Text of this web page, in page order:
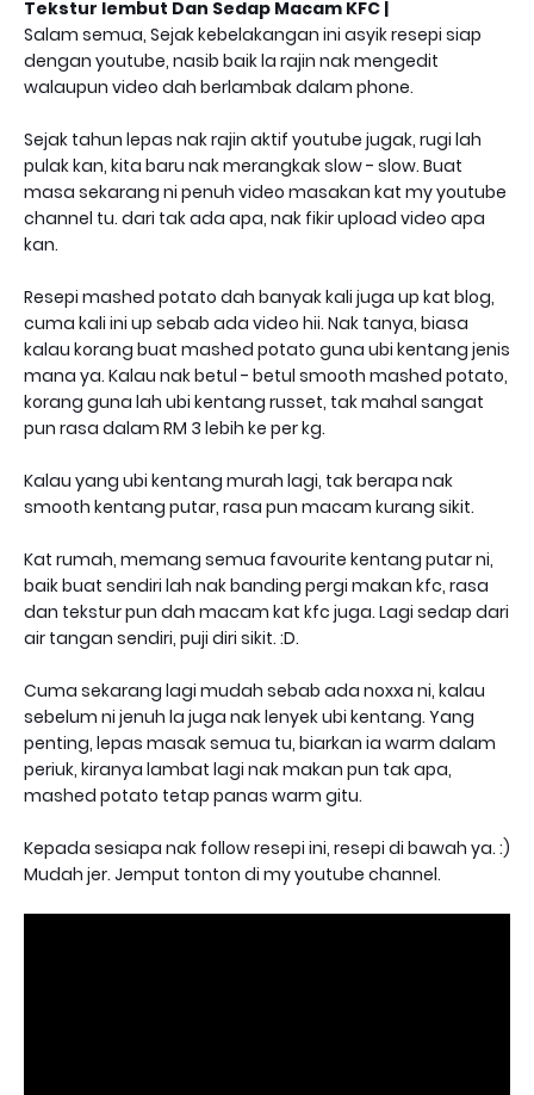
Tekstur lembut Dan Sedap Macam KFC |
Salam semua, Sejak kebelakangan ini asyik resepi siap
dengan youtube, nasib baik la rajin nak mengedit
walaupun video dah berlambak dalam phone.
Sejak tahun lepas nak rajin aktif youtube jugak, rugi lah
pulak kan, kita baru nak merangkak slow - slow. Buat
masa sekarang ni penuh video masakan kat my youtube
channel tu. dari tak ada apa, nak fikir upload video apa
kan.
Resepi mashed potato dah banyak kali juga up kat blog,
cuma kali ini up sebab ada video hii. Nak tanya, biasa
kalau korang buat mashed potato guna ubi kentang jenis
mana ya. Kalau nak betul - betul smooth mashed potato,
korang guna lah ubi kentang russet, tak mahal sangat
pun rasa dalam RM 3 lebih ke per kg.
Kalau yang ubi kentang murah lagi, tak berapa nak
smooth kentang putar, rasa pun macam kurang sikit.
Kat rumah, memang semua favourite kentang putar ni,
baik buat sendiri lah nak banding pergi makan kfc, rasa
dan tekstur pun dah macam kat kfc juga. Lagi sedap dari
air tangan sendiri, puji diri sikit. :D.
Cuma sekarang lagi mudah sebab ada noxxa ni, kalau
sebelum ni jenuh la juga nak lenyek ubi kentang. Yang
penting, lepas masak semua tu, biarkan ia warm dalam
periuk, kiranya lambat lagi nak makan pun tak apa,
mashed potato tetap panas warm gitu.
Kepada sesiapa nak follow resepi ini, resepi di bawah ya. :)
Mudah jer. Jemput tonton di my youtube channel.